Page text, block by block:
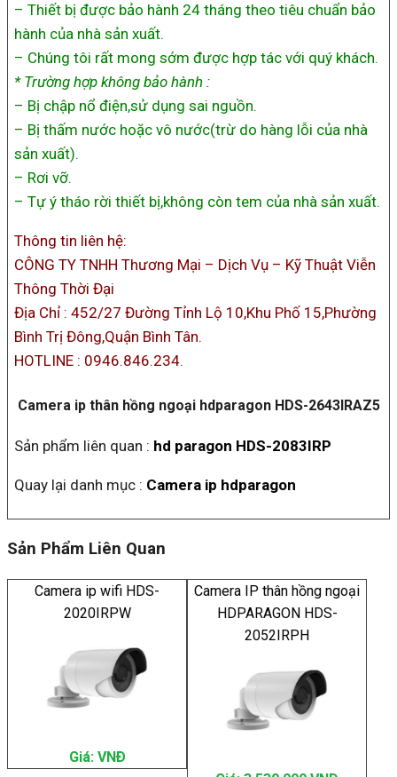
– Thiết bị được bảo hành 24 tháng theo tiêu chuẩn bảo
hành của nhà sản xuất.
– Chúng tôi rất mong sớm được hợp tác với quý khách.
* Trường hợp không bảo hành :
– Bị chập nổ điện,sử dụng sai nguồn.
– Bị thấm nước hoặc vô nước(trừ do hàng lỗi của nhà
sản xuất).
– Rơi vỡ.
– Tự ý tháo rời thiết bị,không còn tem của nhà sản xuất.
Thông tin liên hệ:
CÔNG TY TNHH Thương Mại – Dịch Vụ – Kỹ Thuật Viễn
Thông Thời Đại
Địa Chỉ : 452/27 Đường Tỉnh Lộ 10,Khu Phố 15,Phường
Bình Trị Đông,Quận Bình Tân.
HOTLINE : 0946.846.234.
Camera ip thân hồng ngoại hdparagon HDS-2643IRAZ5
Sản phẩm liên quan : hd paragon HDS-2083IRP
Quay lại danh mục : Camera ip hdparagon
Sản Phẩm Liên Quan
Camera ip wifi HDS-
2020IRPW
Giá: VNÐ
Camera IP thân hồng ngoại
HDPARAGON HDS-
2052IRPH